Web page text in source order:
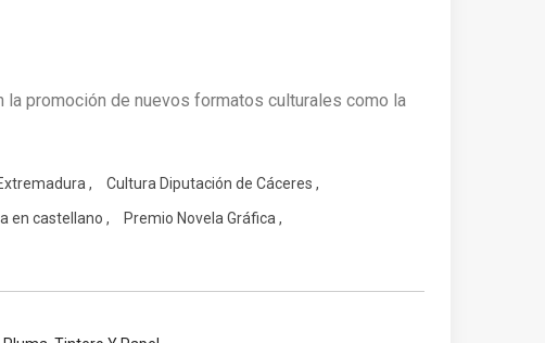
promoción de nuevos formatos culturales como la
Cultura Diputación de Cáceres
en castellano
Premio Novela Gráfica